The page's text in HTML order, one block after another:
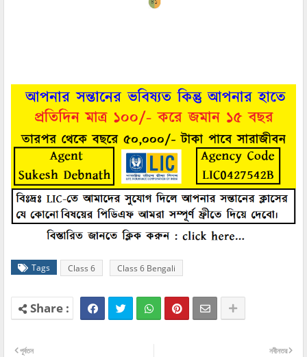
Tags Class 6 Class 6 Bengali
নবীনতর
পূর্বতন